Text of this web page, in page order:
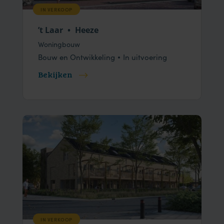
IN VERKOOP
’t Laar • Heeze
Woningbouw
Bouw en Ontwikkeling In uitvoering
Bekijken
IN VERKOOP